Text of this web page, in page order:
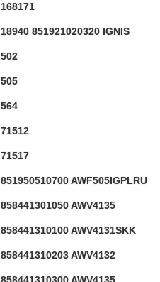
168171
18940 851921020320 IGNIS
502
505
564
71512
71517
851950510700 AWF505IGPLRU
858441301050 AWV4135
858441310100 AWV4131SKK
858441310203 AWV4132